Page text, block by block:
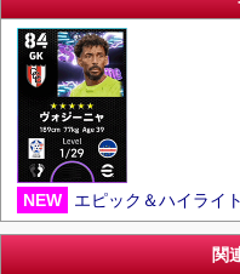
NEW エピック＆ハイライ
関